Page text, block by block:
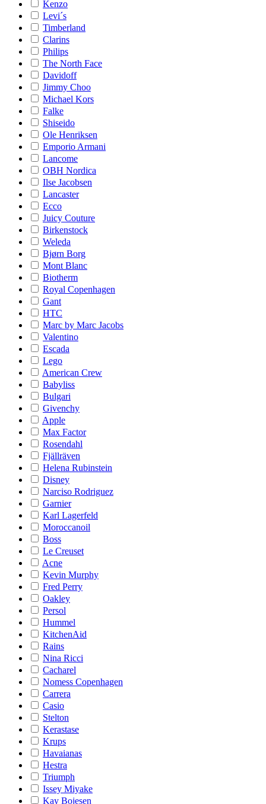
Kenzo
Levi´s
Timberland
Clarins
Philips
The North Face
Davidoff
Jimmy Choo
Michael Kors
Falke
Shiseido
Ole Henriksen
Emporio Armani
Lancome
OBH Nordica
Ilse Jacobsen
Lancaster
Ecco
Juicy Couture
Birkenstock
Weleda
Bjørn Borg
Mont Blanc
Biotherm
Royal Copenhagen
Gant
HTC
Marc by Marc Jacobs
Valentino
Escada
Lego
American Crew
Babyliss
Bulgari
Givenchy
Apple
Max Factor
Rosendahl
Fjällräven
Helena Rubinstein
Disney
Narciso Rodriguez
Garnier
Karl Lagerfeld
Moroccanoil
Boss
Le Creuset
Acne
Kevin Murphy
Fred Perry
Oakley
Persol
Hummel
KitchenAid
Rains
Nina Ricci
Cacharel
Nomess Copenhagen
Carrera
Casio
Stelton
Kerastase
Krups
Havaianas
Hestra
Triumph
Issey Miyake
Kay Bojesen